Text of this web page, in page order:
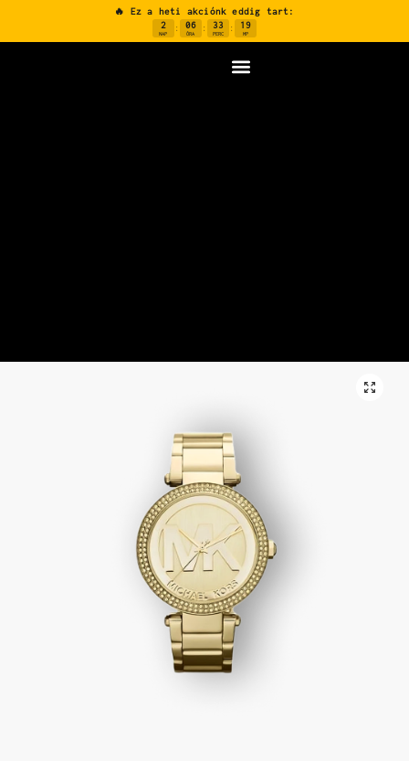
🔥 Ez a heti akciónk eddig tart:
2
NAP
: 06
ÓRA
: 33
PERC
: 18
MP